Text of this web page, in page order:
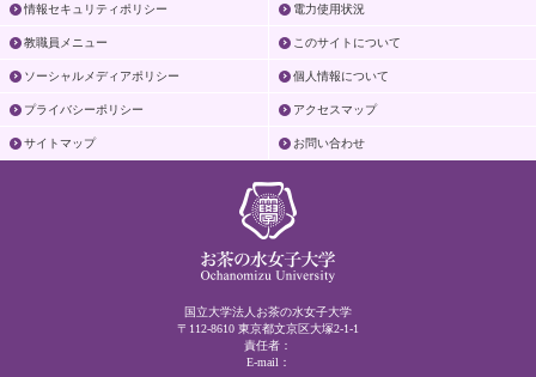
情報セキュリティポリシー 電力使用状況
教職員メニュー このサイトについて
ソーシャルメディアポリシー 個人情報について
プライバシーポリシー アクセスマップ
サイトマップ お問い合わせ
国立大学法人お茶の水女子大学
〒112-8610 東京都文京区大塚2-1-1
責任者：
E-mail：